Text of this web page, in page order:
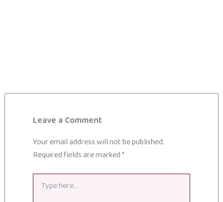
Leave a Comment
Your email address will not be published.
Required fields are marked*
here..